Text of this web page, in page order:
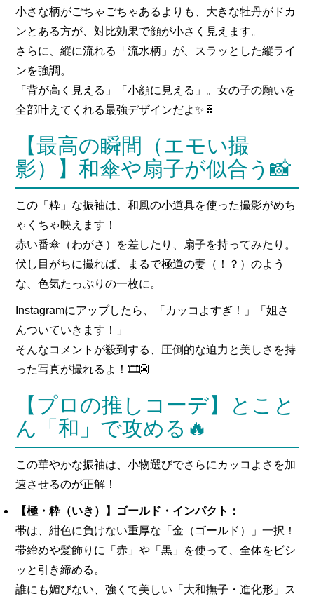
小さな柄がごちゃごちゃあるよりも、大きな牡丹がドカ
ンとある方が、対比効果で顔が小さく見えます。
さらに、縦に流れる「流水柄」が、スラッとした縦ライ
ンを強調。
「背が高く見える」「小顔に見える」。女の子の願いを
全部叶えてくれる最強デザインだよ✨🧬
【最高の瞬間（エモい撮
影）】和傘や扇子が似合う📸
この「粋」な振袖は、和風の小道具を使った撮影がめち
ゃくちゃ映えます！
赤い番傘（わがさ）を差したり、扇子を持ってみたり。
伏し目がちに撮れば、まるで極道の妻（！？）のよう
な、色気たっぷりの一枚に。
Instagramにアップしたら、「カッコよすぎ！」「姐さ
んついていきます！」
そんなコメントが殺到する、圧倒的な迫力と美しさを持
った写真が撮れるよ！🎞️👺
【プロの推しコーデ】とこと
ん「和」で攻める🔥
この華やかな振袖は、小物選びでさらにカッコよさを加
速させるのが正解！
【極・粋（いき）】ゴールド・インパクト：
帯は、紺色に負けない重厚な「金（ゴールド）」一択！
帯締めや髪飾りに「赤」や「黒」を使って、全体をビシ
ッと引き締める。
誰にも媚びない、強くて美しい「大和撫子・進化形」ス